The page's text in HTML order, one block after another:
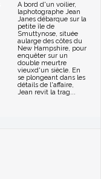
A bord d'un voilier,
laphotographe Jean
Janes débarque sur la
petite île de
Smuttynose, située
aularge des côtes du
New Hampshire, pour
enquêter sur un
double meurtre
vieuxd'un siècle. En
se plongeant dans les
détails de l'affaire,
Jean revit la trag...